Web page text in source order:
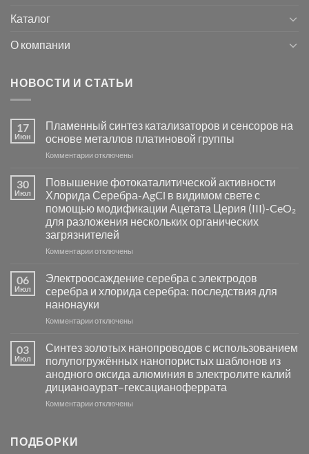
Каталог
О компании
НОВОСТИ И СТАТЬИ
17
Июн
Пламенный синтез катализаторов и сенсоров на
основе металлов платиновой группы
Комментариик
Пламенный
синтез
катализаторов
и
сенсоров
на
основе
группы
отключены
30
Июл
Повышение фотокаталитической активности
Хлорида Серебра-AgCl в видимом свете с
помощью модификации Ацетата Церия (III)-CeO₂
для разложения нескольких органических
загрязнителей
Комментариик
фотокаталитической
активности
Хлорида
Серебра-
в
видимом
свете
с
помощью
модификации
отключены
06
Июл
Электроосаждение серебра с электродов
серебра и хлорида серебра: последствия для
нанонауки
Комментариик
серебра
с
электродов
серебра
и
отключены
03
Июл
Синтез золотых нанопроводов с использованием
полупогружённых нанопористых шаблонов из
анодного оксида алюминия в электролите калий
дицианоаурат–гексацианоферрата
Комментариикотключены
ПОДБОРКИ